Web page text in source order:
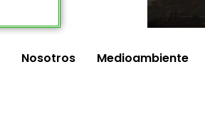
Nosotros Medioambiente